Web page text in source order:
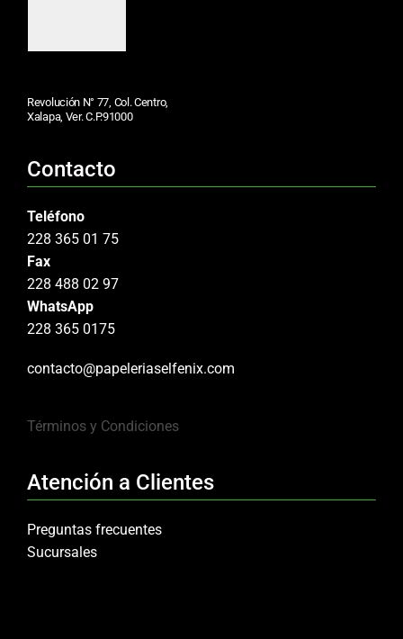
Revolución N° 77, Col. Centro,
Xalapa, Ver. C.P.91000
Contacto
Teléfono
228 365 01 75
Fax
228 488 02 97
WhatsApp
228 365 0175
contacto@papeleriaselfenix.com
Términos y Condiciones
Atención a Clientes
Preguntas frecuentes
Sucursales